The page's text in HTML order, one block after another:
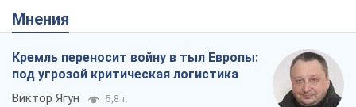
Мнения
Кремль переносит войну в тыл Европы:
под угрозой критическая логистика
Виктор Ягун 5,8 т.